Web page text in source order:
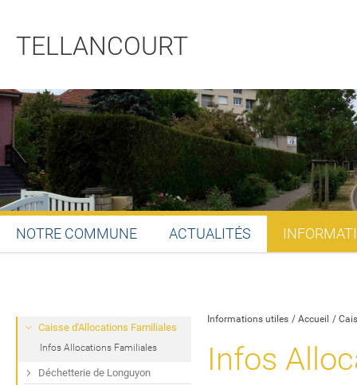
TELLANCOURT
NOTRE COMMUNE ACTUALITÉS
Informations utiles Accueil
Infos
Caisse d'Allocations Familiales
Infos Allocations Familiales
Déchetterie de Longuyon